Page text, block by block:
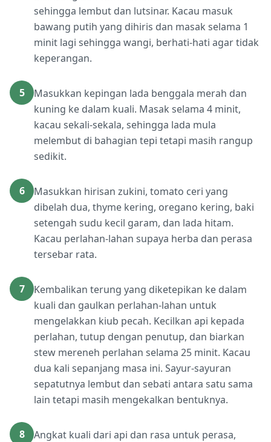
sehingga lembut dan lutsinar. Kacau masuk
bawang putih yang dihiris dan masak selama 1
minit lagi sehingga wangi, berhati-hati agar tidak
keperangan.
5
Masukkan kepingan lada benggala merah dan
kuning ke dalam kuali. Masak selama 4 minit,
kacau sekali-sekala, sehingga lada mula
melembut di bahagian tepi tetapi masih rangup
sedikit.
6
Masukkan hirisan zukini, tomato ceri yang
dibelah dua, thyme kering, oregano kering, baki
setengah sudu kecil garam, dan lada hitam.
Kacau perlahan-lahan supaya herba dan perasa
tersebar rata.
7
Kembalikan terung yang diketepikan ke dalam
kuali dan gaulkan perlahan-lahan untuk
mengelakkan kiub pecah. Kecilkan api kepada
perlahan, tutup dengan penutup, dan biarkan
stew mereneh perlahan selama 25 minit. Kacau
dua kali sepanjang masa ini. Sayur-sayuran
sepatutnya lembut dan sebati antara satu sama
lain tetapi masih mengekalkan bentuknya.
8
Angkat kuali dari api dan rasa untuk perasa,